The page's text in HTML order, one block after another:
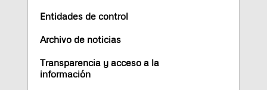
Entidades de control
Archivo de noticias
Transparencia y acceso a la
información